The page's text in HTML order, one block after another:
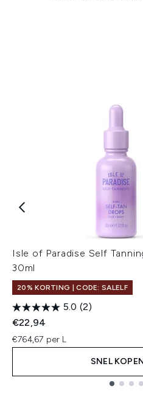
Isle of Paradise Self
30ml
20% KORTING | CODE: SALELF
5.0 (2)
€22,94
€764,67 per L
SNEL